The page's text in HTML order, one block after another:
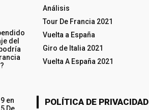
del
en
Análisis
Tour De Francia 2021
Vuelta a España
Giro de Italia 2021
Vuelta A España 2021
POLÍTICA DE PRIVACIDAD